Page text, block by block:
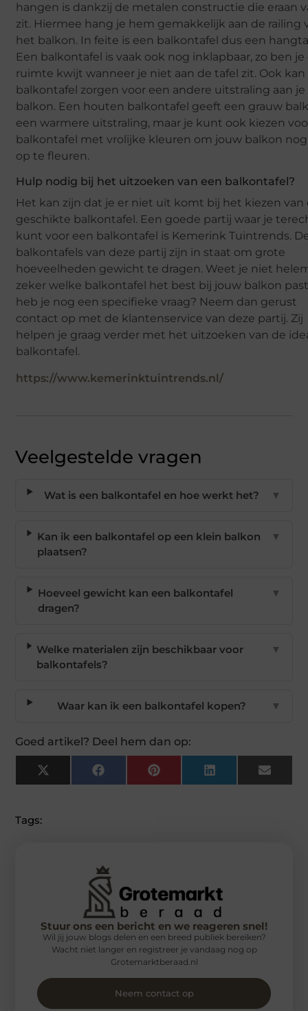
hangen is dankzij de metalen constructie die eraan
zit. Hiermee hang je hem gemakkelijk aan de railing
het balkon. In feite is een balkontafel dus een
Een balkontafel is vaak ook nog inklapbaar, zo ben
ruimte kwijt wanneer je niet aan de tafel zit. Ook kan
balkontafel zorgen voor een andere uitstraling aan je
balkon. Een houten balkontafel geeft een grauw
een warmere uitstraling, maar je kunt ook kiezen
balkontafel met vrolijke kleuren om jouw balkon
op te fleuren.
Hulp nodig bij het uitzoeken van een balkontafel?
Het kan zijn dat je er niet uit komt bij het kiezen van
geschikte balkontafel. Een goede partij waar je
kunt voor een balkontafel is Kemerink Tuintrends.
balkontafels van deze partij zijn in staat om grote
hoeveelheden gewicht te dragen. Weet je niet
zeker welke balkontafel het best bij jouw balkon
heb je nog een specifieke vraag? Neem dan gerust
contact op met de klantenservice van deze partij. Zij
helpen je graag verder met het uitzoeken van de
balkontafel.
https://www.kemerinktuintrends.nl/
Veelgestelde vragen
Wat is een balkontafel en hoe werkt het? ▼
Kan ik een balkontafel op een klein balkon
plaatsen?
▼
Hoeveel gewicht kan een balkontafel
dragen?
▼
Welke materialen zijn beschikbaar voor
balkontafels?
▼
Waar kan ik een balkontafel kopen? ▼
Goed artikel? Deel hem dan op:
X
(Twitter)
FacebookPinterest LinkedIn Email
Tags:
Stuur ons een bericht en we reageren snel!
Wil jij jouw blogs delen en een breed publiek bereiken?
Wacht niet langer en registreer je vandaag nog op
Grotemarktberaad.nl
Neem contact op